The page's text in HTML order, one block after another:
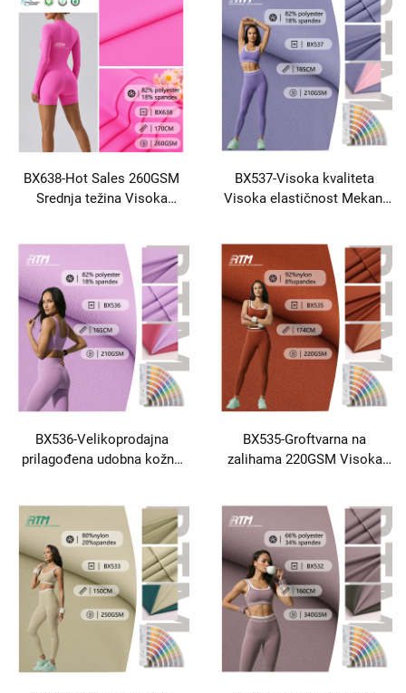
BX638-Hot Sales 260GSM
Srednja težina Visoka
BX537-Visoka kvaliteta
Visoka elastičnost Mekan,
82% Poliester 18% Spandex
tkanina Za yoga odjeću Tank
Tops
BX536-Velikoprodajna
prilagođena udobna kožna
BX535-Groftvarna na
zalihama 220GSM Visoka
Meka 92 Nailon 8 Spandex
tkanina Za sportsku odjeću
Yoga odjeća